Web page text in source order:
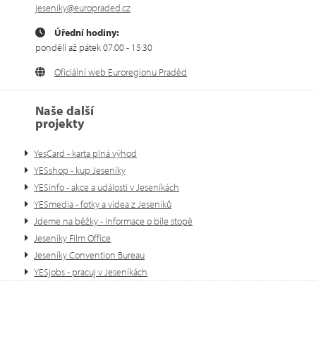
jeseniky@europraded.cz
Úřední hodiny:
pondělí až pátek 07:00 - 15:30
Oficiální web Euroregionu Praděd
Naše další
projekty
YesCard - karta plná výhod
YESshop - kup Jeseníky
YESinfo - akce a události v Jeseníkách
YESmedia - fotky a videa z Jeseníků
Jdeme na běžky - informace o bíle stopě
Jeseníky Film Office
Jeseníky Convention Bureau
YESjobs - pracuj v Jeseníkách